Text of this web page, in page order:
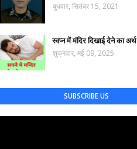
बुधवार, सितंबर 15, 2021
स्वप्न में मंदिर दिखाई देने का अर्थ
शुक्रवार, मई 09, 2025
SUBSCRIBE US